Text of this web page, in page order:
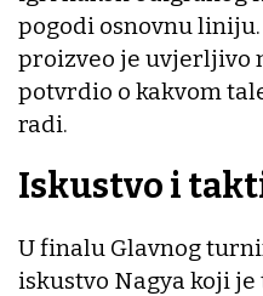
pogodi osnovnu
proizveo je uvjerljivo
potvrdio o kakvom
radi.
Iskustvo i
U finalu Glavnog
iskustvo Nagya koji